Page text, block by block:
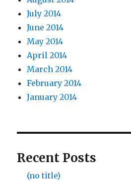
July 2014
June 2014
May 2014
April 2014
March 2014
February 2014
January 2014
Recent Posts
(no title)